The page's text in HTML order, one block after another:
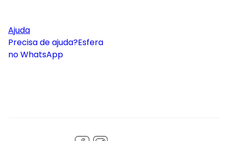
Ajuda
Precisa de ajuda?Esfera
no WhatsApp